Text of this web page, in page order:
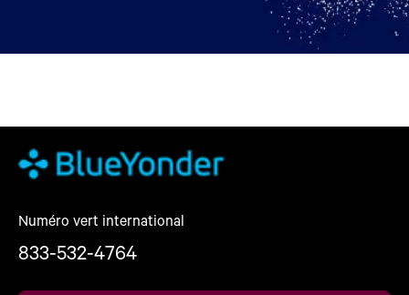
Numéro vert international
833-532-4764